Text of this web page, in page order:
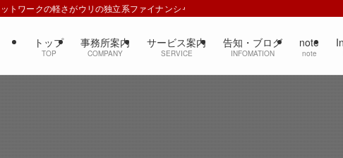
ワークの軽さがウリの独立系ファイナンシャルプランナー
トップ
TOP
事務所案内
COMPANY
サービス案内
SERVICE
告知・ブログ
INFOMATION
note
note